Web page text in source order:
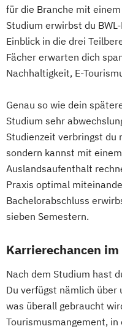
für die Branche mit
Studium erwirbst du
Einblick in die drei
Fächer erwarten dich
Nachhaltigkeit, E-
Genau so wie dein
Studium sehr
Studienzeit verbringst du
sondern kannst mit
Auslandsaufenthalt
Praxis optimal
Bachelorabschluss
sieben Semestern.
Karrierechancen
Nach dem Studium hast
Du verfügst nämlich über
was überall gebraucht
Tourismusmangement,